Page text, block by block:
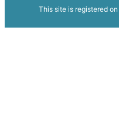
This site is registered on